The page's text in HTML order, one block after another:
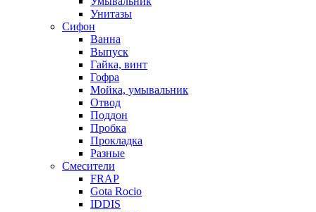
Унитазы
Сифон
Ванна
Выпуск
Гайка, винт
Гофра
Мойка, умывальник
Отвод
Поддон
Пробка
Прокладка
Разные
Смесители
FRAP
Gota Rocio
IDDIS